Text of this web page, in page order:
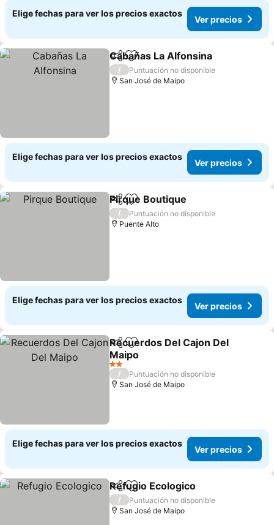
Elige fechas para ver los precios exactos
Ver precios
CompartirAgregar a favoritos
Cabañas La Alfonsina
/
Puntuación no disponible
San José de Maipo
Elige fechas para ver los precios exactos
Ver precios
CompartirAgregar a favoritos
Pirque Boutique
/
Puntuación no disponible
Puente Alto
Elige fechas para ver los precios exactos
Ver precios
CompartirAgregar a favoritos
Recuerdos Del Cajon Del
Maipo
Ver precios
2 Estrellas
/
Puntuación no disponible
San José de Maipo
Elige fechas para ver los precios exactos
Ver precios
CompartirAgregar a favoritos
Refugio Ecologico
/
Puntuación no disponible
San José de Maipo